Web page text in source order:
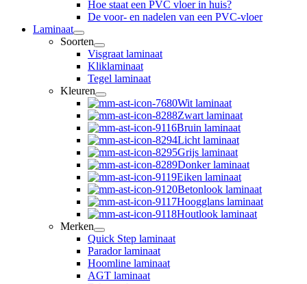
Hoe staat een PVC vloer in huis?
De voor- en nadelen van een PVC-vloer
Laminaat
Soorten
Visgraat laminaat
Kliklaminaat
Tegel laminaat
Kleuren
Wit laminaat
Zwart laminaat
Bruin laminaat
Licht laminaat
Grijs laminaat
Donker laminaat
Eiken laminaat
Betonlook laminaat
Hoogglans laminaat
Houtlook laminaat
Merken
Quick Step laminaat
Parador laminaat
Hoomline laminaat
AGT laminaat